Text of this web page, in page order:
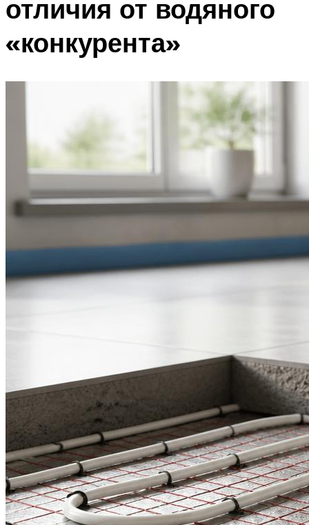
отличия от водяного
«конкурента»